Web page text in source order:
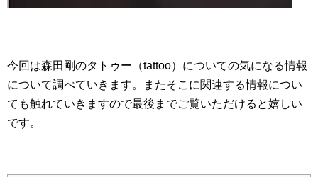
今回は森田剛のタトゥー（tattoo）についての気になる情報
について調べていきます。またそこに関連する情報につい
ても触れていきますので最後までご覧いただけると嬉しい
です。